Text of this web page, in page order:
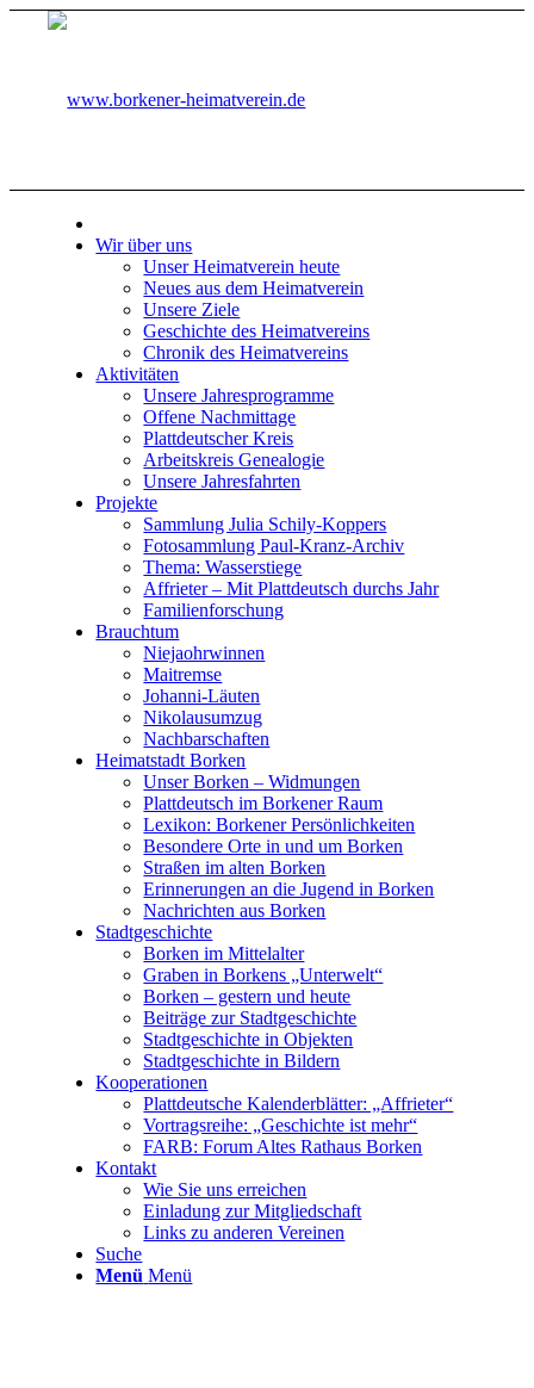
Wir über uns
Unser Heimatverein heute
Neues aus dem Heimatverein
Unsere Ziele
Geschichte des Heimatvereins
Chronik des Heimatvereins
Aktivitäten
Unsere Jahresprogramme
Offene Nachmittage
Plattdeutscher Kreis
Arbeitskreis Genealogie
Unsere Jahresfahrten
Projekte
Sammlung Julia Schily-Koppers
Fotosammlung Paul-Kranz-Archiv
Thema: Wasserstiege
Affrieter – Mit Plattdeutsch durchs Jahr
Familienforschung
Brauchtum
Niejaohrwinnen
Maitremse
Johanni-Läuten
Nikolausumzug
Nachbarschaften
Heimatstadt Borken
Unser Borken – Widmungen
Plattdeutsch im Borkener Raum
Lexikon: Borkener Persönlichkeiten
Besondere Orte in und um Borken
Straßen im alten Borken
Erinnerungen an die Jugend in Borken
Nachrichten aus Borken
Stadtgeschichte
Borken im Mittelalter
Graben in Borkens „Unterwelt“
Borken – gestern und heute
Beiträge zur Stadtgeschichte
Stadtgeschichte in Objekten
Stadtgeschichte in Bildern
Kooperationen
Plattdeutsche Kalenderblätter: „Affrieter“
Vortragsreihe: „Geschichte ist mehr“
FARB: Forum Altes Rathaus Borken
Kontakt
Wie Sie uns erreichen
Einladung zur Mitgliedschaft
Links zu anderen Vereinen
Suche
Menü Menü